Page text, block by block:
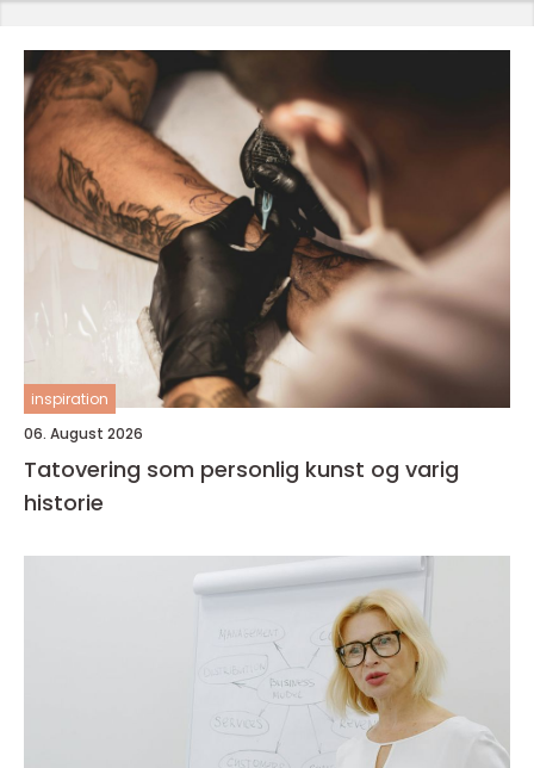
inspiration
06. August 2026
Tatovering som personlig kunst og varig
historie